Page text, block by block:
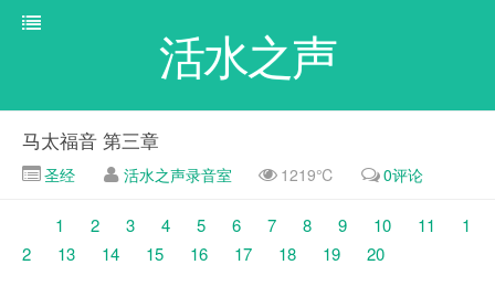
活水之声
马太福音 第三章
圣经 活水之声录音室 1219℃ 0评论
1 2 3 4 5 6 7 8 9 10 11
1
2
13 14 15 16 17 18 19
20